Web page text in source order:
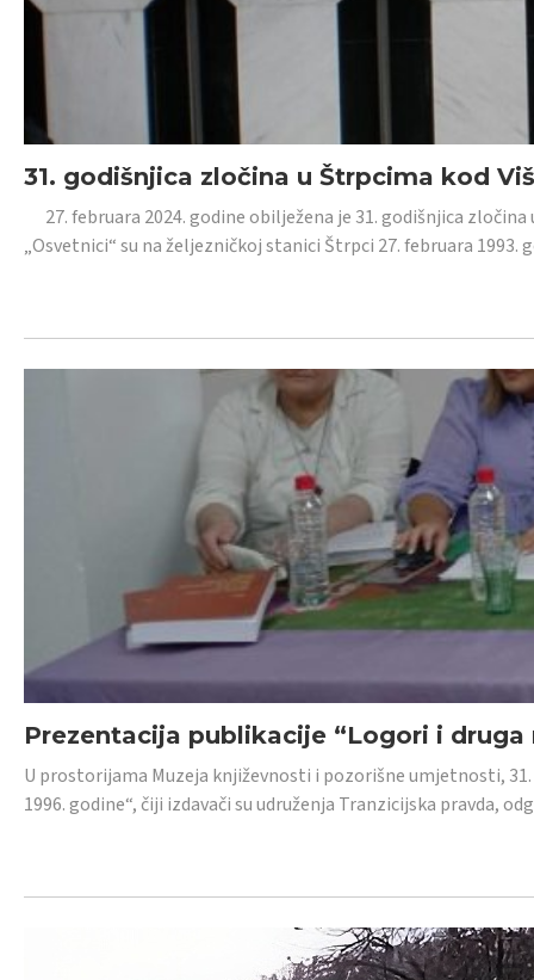
31. godišnjica zločina u Štrpcima kod
27. februara 2024. godine obilježena je 31. godišnjica
„Osvetnici“ su na željezničkoj stanici Štrpci 27. februara 1993.
Prezentacija publikacije “Logori i druga
U prostorijama Muzeja književnosti i pozorišne umjetnosti,
1996. godine“, čiji izdavači su udruženja Tranzicijska pravda,